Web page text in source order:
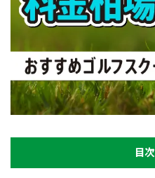
目次